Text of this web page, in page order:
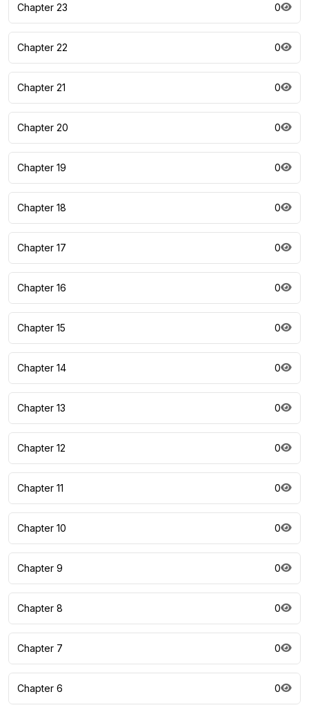
Chapter 23 0
Chapter 22 0
Chapter 21 0
Chapter 20 0
Chapter 19 0
Chapter 18 0
Chapter 17 0
Chapter 16 0
Chapter 15 0
Chapter 14 0
Chapter 13 0
Chapter 12 0
Chapter 11 0
Chapter 10 0
Chapter 9 0
Chapter 8 0
Chapter 7 0
Chapter 6 0